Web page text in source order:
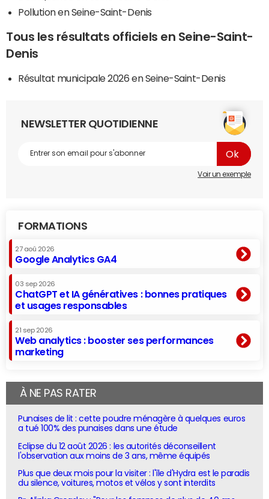
Pollution en Seine-Saint-Denis
Tous les résultats officiels en Seine-Saint-
Denis
Résultat municipale 2026 en Seine-Saint-Denis
NEWSLETTER QUOTIDIENNE
Voir un exemple
FORMATIONS
27 aoû 2026
Google Analytics GA4
03 sep 2026
ChatGPT et IA génératives : bonnes pratiques
et usages responsables
21 sep 2026
Web analytics : booster ses performances
marketing
À NE PAS RATER
Punaises de lit : cette poudre ménagère à quelques euros
a tué 100% des punaises dans une étude
Eclipse du 12 août 2026 : les autorités déconseillent
l'observation aux moins de 3 ans, même équipés
Plus que deux mois pour la visiter : l'île d'Hydra est le paradis
du silence, voitures, motos et vélos y sont interdits